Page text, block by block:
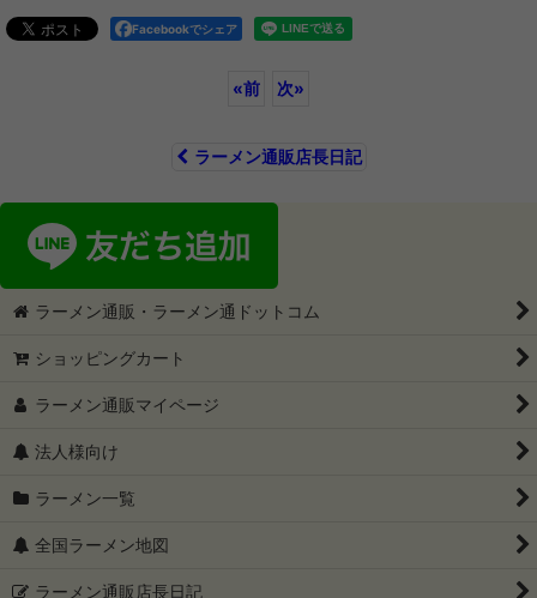
Facebookでシェア
«前 次»
ラーメン通販店長日記
ラーメン通販・ラーメン通ドットコム
ショッピングカート
ラーメン通販マイページ
法人様向け
ラーメン一覧
全国ラーメン地図
ラーメン通販店長日記